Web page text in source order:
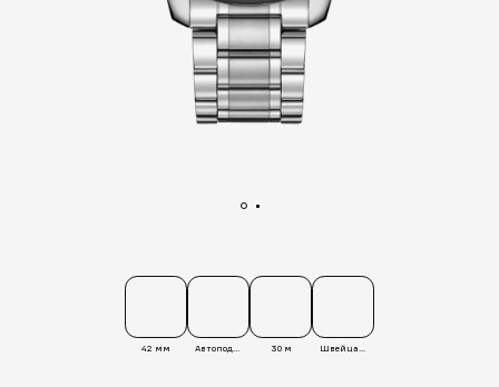
42 мм Автоподзавод 30 м Швейцария